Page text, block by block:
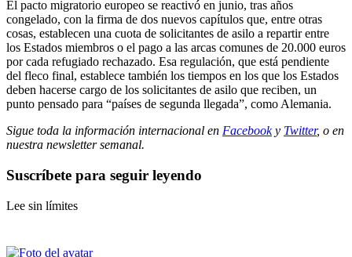
El pacto migratorio europeo se reactivó en junio, tras años
congelado, con la firma de dos nuevos capítulos que, entre otras
cosas, establecen una cuota de solicitantes de asilo a repartir entre
los Estados miembros o el pago a las arcas comunes de 20.000 euros
por cada refugiado rechazado. Esa regulación, que está pendiente
del fleco final, establece también los tiempos en los que los Estados
deben hacerse cargo de los solicitantes de asilo que reciben, un
punto pensado para “países de segunda llegada”, como Alemania.
Sigue toda la información internacional en Facebooky Twitter, o en
nuestra newsletter semanal.
Suscríbete para seguir leyendo
Lee sin límites